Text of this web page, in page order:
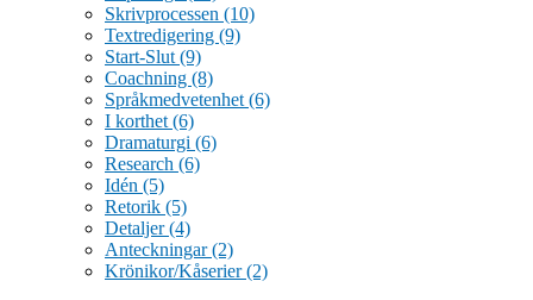
Skrivprocessen (10)
Textredigering (9)
Start-Slut (9)
Coachning (8)
Språkmedvetenhet (6)
I korthet (6)
Dramaturgi (6)
Research (6)
Idén (5)
Retorik (5)
Detaljer(4)
Anteckningar(2)
Krönikor/Kåserier(2)